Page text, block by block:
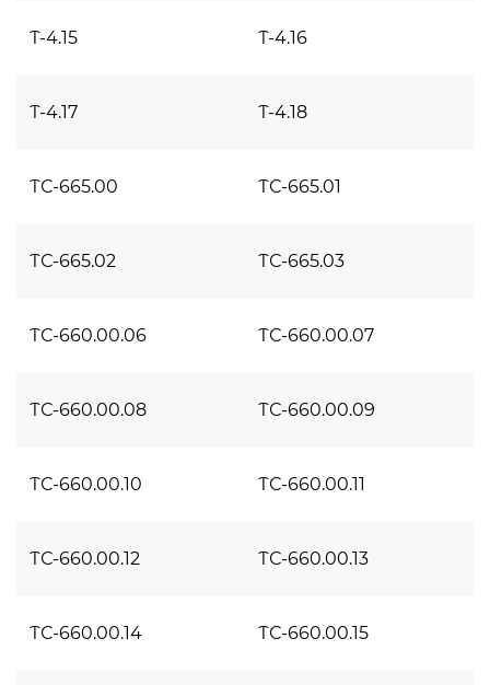
Т-4.15 Т-4.16
Т-4.17 Т-4.18
ТС-665.00 ТС-665.01
ТС-665.02 ТС-665.03
ТС-660.00.06 ТС-660.00.07
ТС-660.00.08 ТС-660.00.09
ТС-660.00.10 ТС-660.00.11
ТС-660.00.12 ТС-660.00.13
ТС-660.00.14 ТС-660.00.15